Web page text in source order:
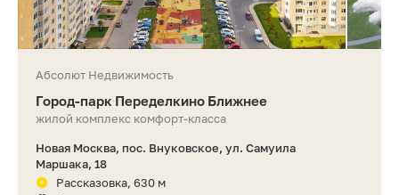
Абсолют Недвижимость
Город-парк Переделкино Ближнее
жилой комплекс комфорт-класса
Новая Москва, пос. Внуковское, ул. Самуила
Маршака, 18
Рассказовка, 630 м